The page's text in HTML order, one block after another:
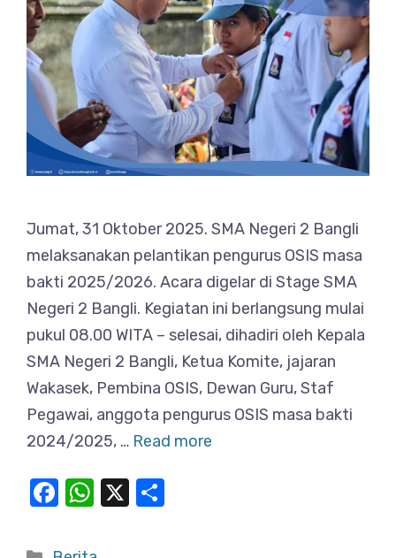
Jumat, 31 Oktober 2025. SMA Negeri 2 Bangli
melaksanakan pelantikan pengurus OSIS masa
bakti 2025/2026. Acara digelar di Stage SMA
Negeri 2 Bangli. Kegiatan ini berlangsung mulai
pukul 08.00 WITA – selesai, dihadiri oleh Kepala
SMA Negeri 2 Bangli, Ketua Komite, jajaran
Wakasek, Pembina OSIS, Dewan Guru, Staf
Pegawai, anggota pengurus OSIS masa bakti
2024/2025, … Read more
F
c
W
at
X
Categories